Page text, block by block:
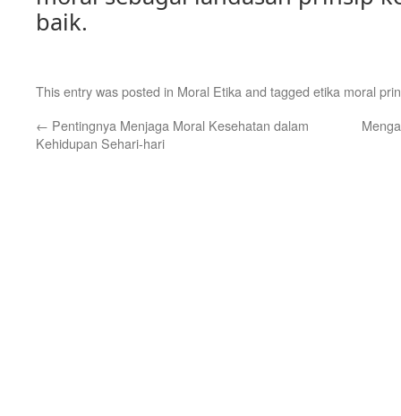
baik.
This entry was posted in Moral Etika and tagged etika moral
← Pentingnya Menjaga Moral Kesehatan dalam
Kehidupan Sehari-hari